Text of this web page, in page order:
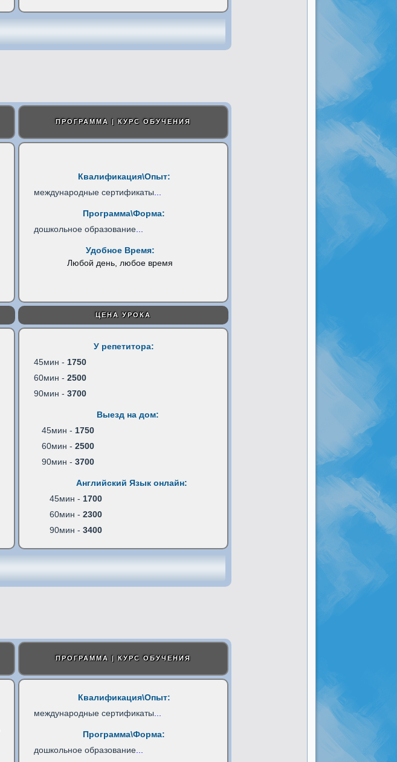
ПРОГРАММА | КУРС ОБУЧЕНИЯ
Квалификация\Опыт:
международные сертификаты
Программа\Форма:
дошкольное образование...
Удобное Время:
Любой день, любое время
ЦЕНА УРОКА
У репетитора:
45мин - 1750
60мин - 2500
90мин - 3700
Выезд на дом:
45мин - 1750
60мин - 2500
90мин - 3700
Английский Язык онлайн:
45мин - 1700
60мин - 2300
90мин - 3400
ПРОГРАММА | КУРС ОБУЧЕНИЯ
Квалификация\Опыт:
международные сертификаты
Программа\Форма:
дошкольное образование...